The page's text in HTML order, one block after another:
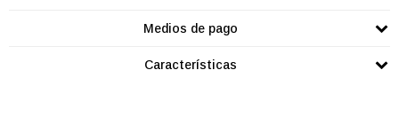
Medios de pago
Características